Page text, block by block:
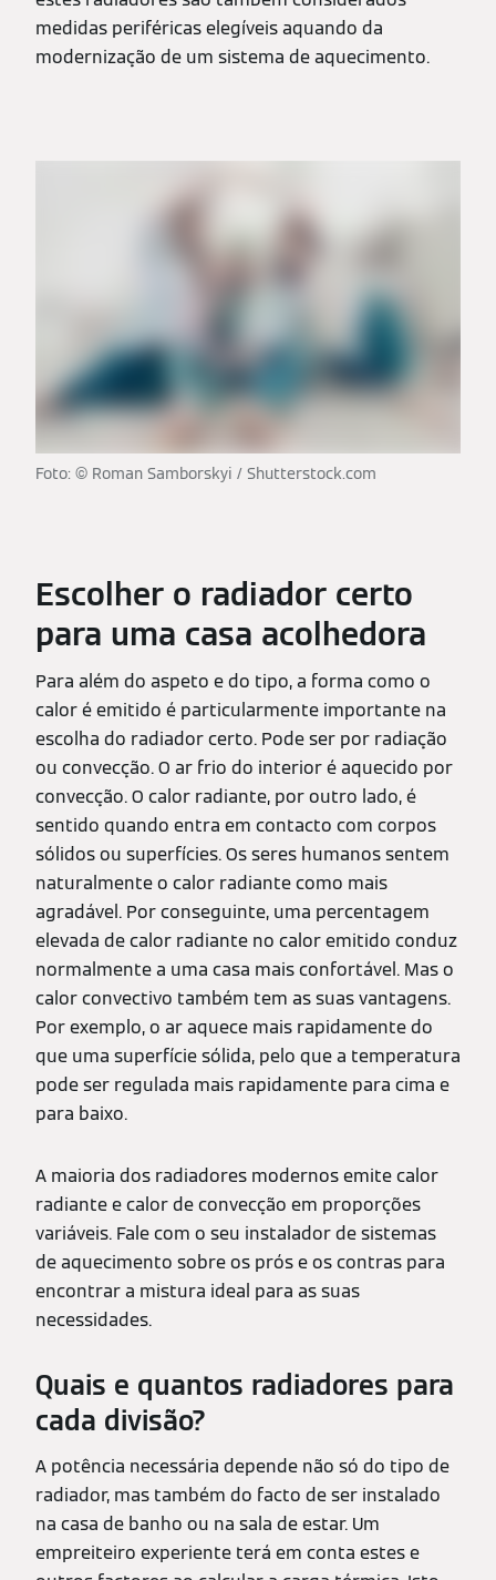
medidas periféricas elegíveis aquando da
modernização de um sistema de aquecimento.
Foto: © Roman Samborskyi / Shutterstock.com
Escolher o radiador certo
para uma casa acolhedora
Para além do aspeto e do tipo, a forma como o
calor é emitido é particularmente importante na
escolha do radiador certo. Pode ser por radiação
ou convecção. O ar frio do interior é aquecido por
convecção. O calor radiante, por outro lado, é
sentido quando entra em contacto com corpos
sólidos ou superfícies. Os seres humanos sentem
naturalmente o calor radiante como mais
agradável. Por conseguinte, uma percentagem
elevada de calor radiante no calor emitido conduz
normalmente a uma casa mais confortável. Mas o
calor convectivo também tem as suas vantagens.
Por exemplo, o ar aquece mais rapidamente do
que uma superfície sólida, pelo que a temperatura
pode ser regulada mais rapidamente para cima e
para baixo.
A maioria dos radiadores modernos emite calor
radiante e calor de convecção em proporções
variáveis. Fale com o seu instalador de sistemas
de aquecimento sobre os prós e os contras para
encontrar a mistura ideal para as suas
necessidades.
Quais e quantos radiadores para
cada divisão?
A potência necessária depende não só do tipo de
radiador, mas também do facto de ser instalado
na casa de banho ou na sala de estar. Um
empreiteiro experiente terá em conta estes e